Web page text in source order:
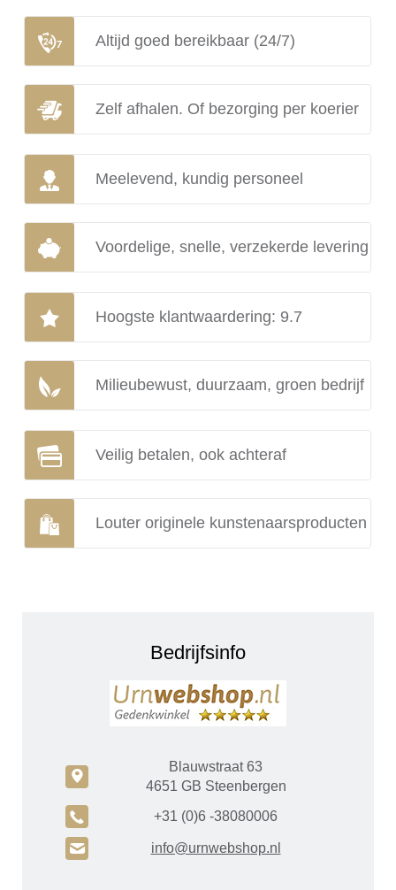
Altijd goed bereikbaar (24/7)
Zelf afhalen. Of bezorging per koerier
Meelevend, kundig personeel
Voordelige, snelle, verzekerde levering
Hoogste klantwaardering: 9.7
Milieubewust, duurzaam, groen bedrijf
Veilig betalen, ook achteraf
Louter originele kunstenaarsproducten
Bedrijfsinfo
c
Blauwstraat 63
4651 GB Steenbergen
A +31 (0)6 -38080006
H info@urnwebshop.nl